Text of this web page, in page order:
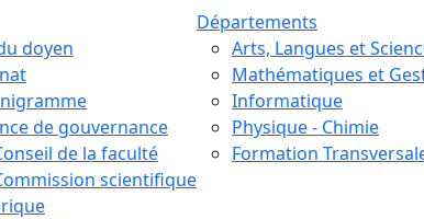
doyen
de gouvernance
de la faculté
scientifique
Départements
Arts, Langues et
Mathématiques et
Informatique
Physique - Chimie
Formation